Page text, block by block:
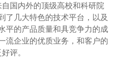
国内外的顶级高校和科研院
了几大特色的技术平台，以及
平的产品质量和具竞争力的成
流企业的优质业务，和客户的
评。